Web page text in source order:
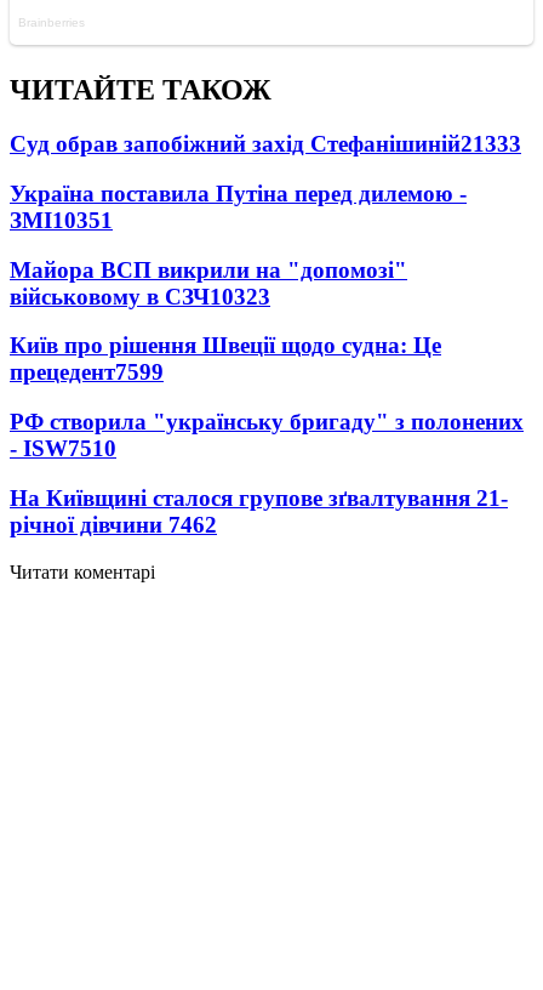
ЧИТАЙТЕ ТАКОЖ
Суд обрав запобіжний захід Стефанішиній21333
Україна поставила Путіна перед дилемою -
ЗМІ10351
Майора ВСП викрили на "допомозі"
військовому в СЗЧ10323
Київ про рішення Швеції щодо судна: Це
прецедент7599
РФ створила "українську бригаду" з полонених
- ISW7510
На Київщині сталося групове зґвалтування 21-
річної дівчини 7462
Читати коментарі